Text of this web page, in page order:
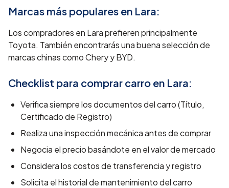
Marcas más populares en Lara:
Los compradores en Lara prefieren principalmente
Toyota. También encontrarás una buena selección de
marcas chinas como Chery y BYD.
Checklist para comprar carro en Lara:
Verifica siempre los documentos del carro (Título,
Certificado de Registro)
Realiza una inspección mecánica antes de comprar
Negocia el precio basándote en el valor de mercado
Considera los costos de transferencia y registro
Solicita el historial de mantenimiento del carro